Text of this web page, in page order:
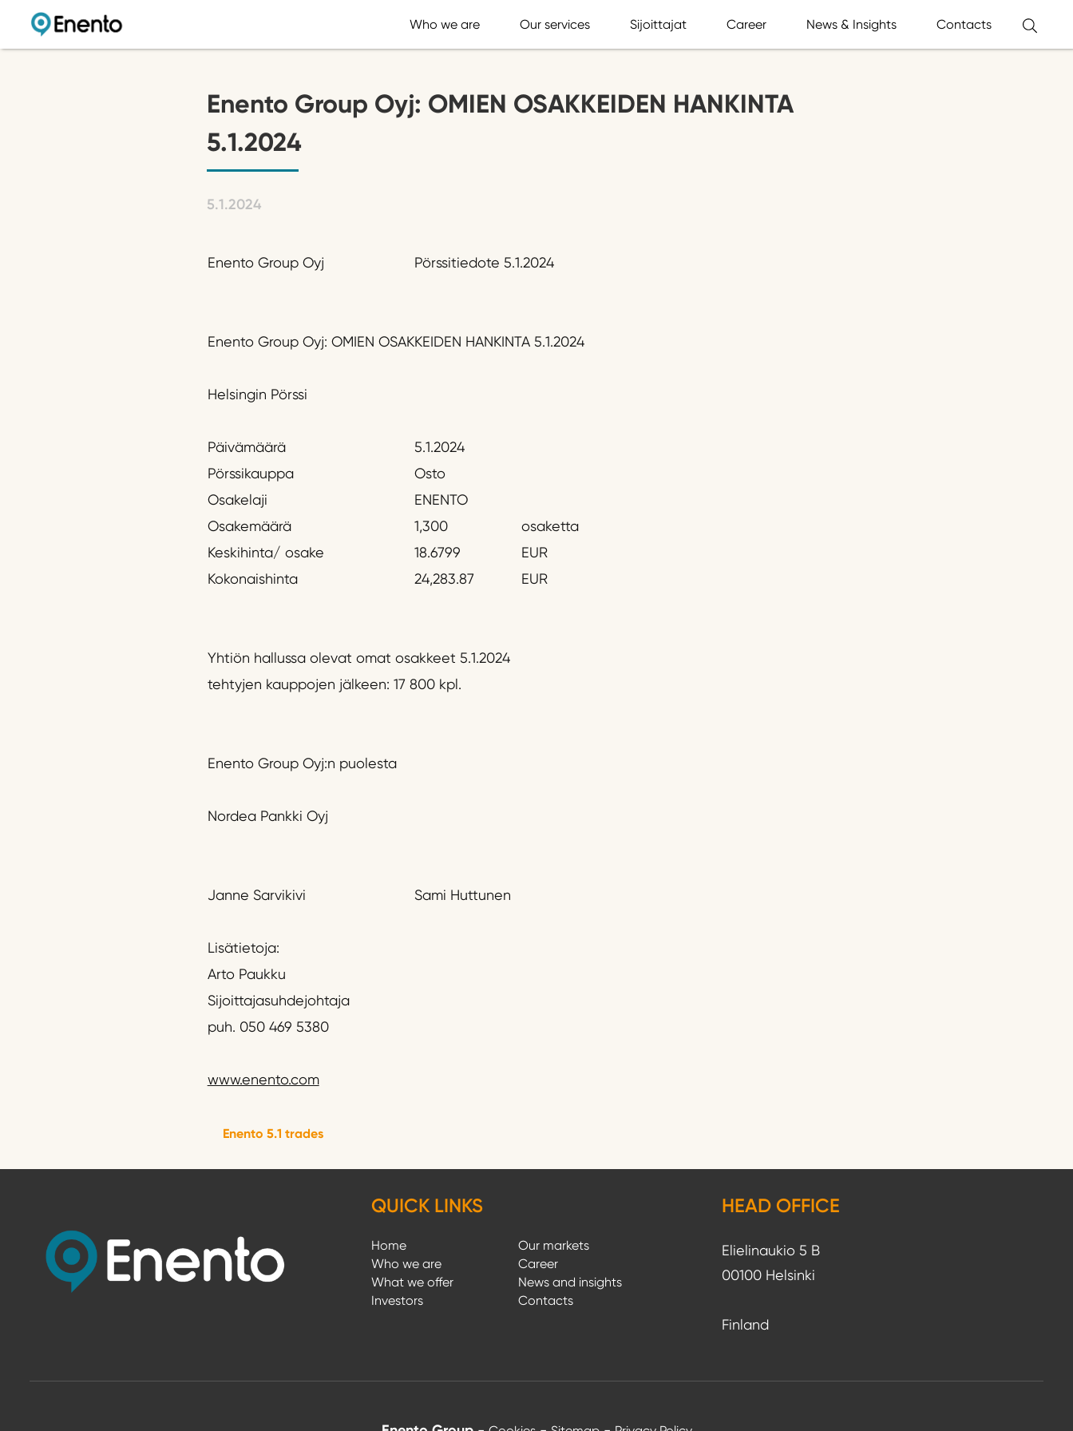
Who we are Our services Sijoittajat Career News & Insights Contacts
Enento Group Oyj: OMIEN OSAKKEIDEN HANKINTA
5.1.2024
5.1.2024
Enento Group Oyj Pörssitiedote 5.1.2024
Enento Group Oyj: OMIEN OSAKKEIDEN HANKINTA 5.1.2024
Helsingin Pörssi
Päivämäärä
5.1.2024
Pörssikauppa
Osto
Osakelaji
ENENTO
Osakemäärä
1,300
osaketta
Keskihinta/ osake
18.6799
EUR
Kokonaishinta
24,283.87 EUR
Yhtiön hallussa olevat omat osakkeet 5.1.2024
tehtyjen kauppojen jälkeen: 17 800 kpl.
Enento Group Oyj:n puolesta
Nordea Pankki Oyj
Janne Sarvikivi Sami Huttunen
Lisätietoja:
Arto Paukku
Sijoittajasuhdejohtaja
puh. 050 469 5380
www.enento.com
Enento 5.1 trades
QUICK LINKS
Home
Who we are
What we offer
Investors
Our markets
Career
News and insights
Contacts
HEAD OFFICE
Elielinaukio 5 B
00100 Helsinki
Finland